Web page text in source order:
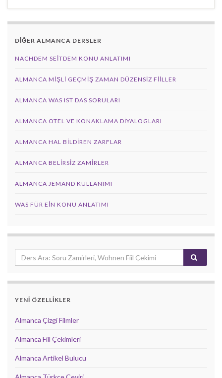
DİĞER ALMANCA DERSLER
NACHDEM SEITDEM KONU ANLATIMI
ALMANCA MIŞLI GEÇMIŞ ZAMAN DÜZENSIZ FIILLER
ALMANCA WAS IST DAS SORULARI
ALMANCA OTEL VE KONAKLAMA DIYALOGLARI
ALMANCA HAL BILDIREN ZARFLAR
ALMANCA BELIRSIZ ZAMIRLER
ALMANCA JEMAND KULLANIMI
WAS FÜR EIN KONU ANLATIMI
YENİ ÖZELLİKLER
Almanca Çizgi Filmler
Almanca Fiil Çekimleri
Almanca Artikel Bulucu